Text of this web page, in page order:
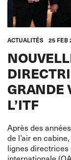
ACTUALITÉS 25 FEB
GRANDE
L’ITF
Après des
de l’air en
lignes directrices